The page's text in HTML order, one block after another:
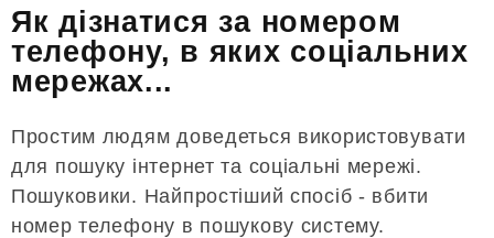
Як дізнатися за номером
телефону, в яких соціальних
мережах...
Простим людям доведеться використовувати
для пошуку інтернет та соціальні мережі.
Пошуковики. Найпростіший спосіб - вбити
номер телефону в пошукову систему.